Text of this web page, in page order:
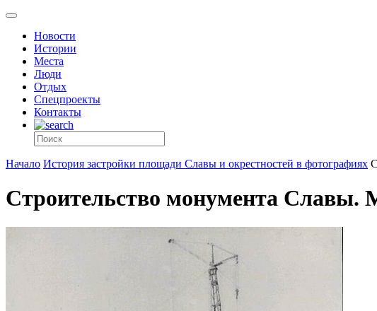
Новости
Истории
Места
Люди
Отдых
Спецпроекты
Контакты
Начало История застройки площади Славы и окрестностей в фотографиях
Строительство монумента Славы.